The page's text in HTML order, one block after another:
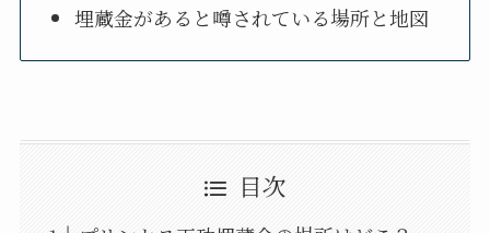
埋蔵金があると噂されている場所と地図
目次